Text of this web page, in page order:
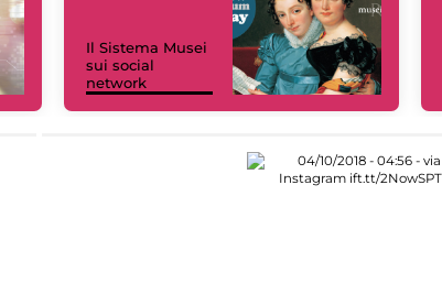
Il Sistema Musei
sui social
network